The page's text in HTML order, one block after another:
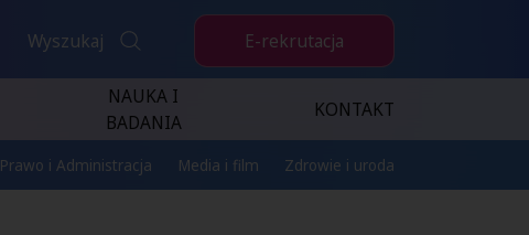
Wyszukaj E-rekrutacja
NAUKA I
BADANIA
KONTAKT
Prawo i Administracja Media i film Zdrowie i uroda